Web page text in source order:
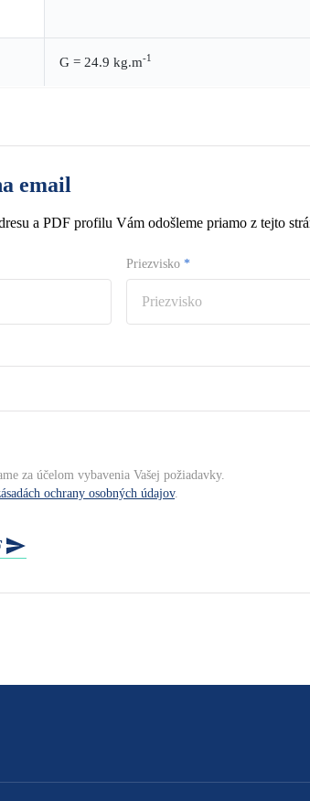
G = 24.9 kg.m-1
email
a PDF profilu Vám odošleme priamo z tejto
Priezvisko *
za účelom vybavenia Vašej požiadavky.
ochrany osobných údajov.